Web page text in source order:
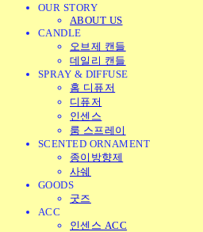
OUR STORY
ABOUT US
CANDLE
오브제 캔들
데일리 캔들
SPRAY & DIFFUSE
홈 디퓨저
디퓨저
인센스
룸 스프레이
SCENTED ORNAMENT
종이방향제
사쉐
GOODS
굿즈
ACC
인센스 ACC